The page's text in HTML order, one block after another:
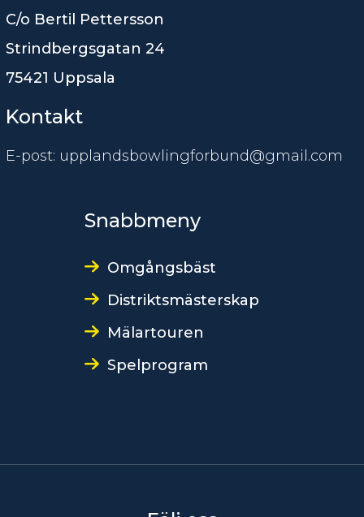
C/o Bertil Pettersson
Strindbergsgatan 24
75421 Uppsala
Kontakt
E-post: upplandsbowlingforbund@gmail.com
Snabbmeny
Omgångsbäst
Distriktsmästerskap
Mälartouren
Spelprogram